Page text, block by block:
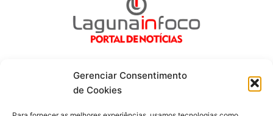
Gerenciar Consentimento
de Cookies